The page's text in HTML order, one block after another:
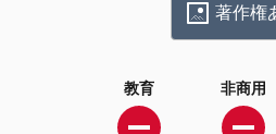
著作権
教育 非商用